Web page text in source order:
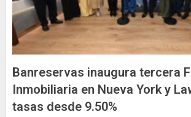
Banreservas inaugura tercera
Inmobiliaria en Nueva York y
tasas desde 9.50%